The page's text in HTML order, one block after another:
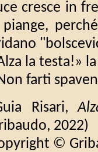
cresce in
la testa!»
farti
Risari,
2022)
©